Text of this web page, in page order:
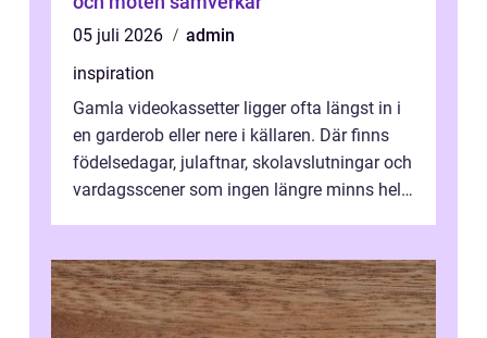
05 juli 2026
admin
inspiration
Gamla videokassetter ligger ofta längst in i
en garderob eller nere i källaren. Där finns
födelsedagar, julaftnar, skolavslutningar och
vardagsscener som ingen längre minns helt.